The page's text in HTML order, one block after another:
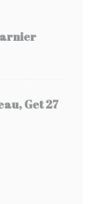
Get 27